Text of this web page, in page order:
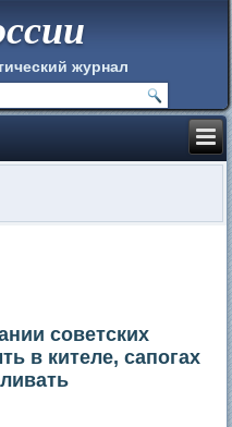
журнал
советских
в кителе, сапогах